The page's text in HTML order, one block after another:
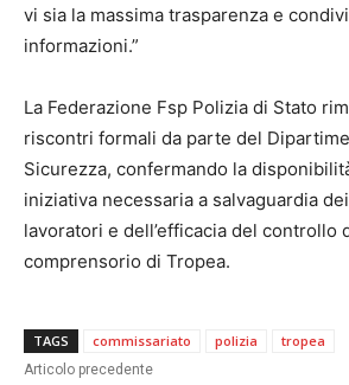
vi sia la massima trasparenza e
informazioni.”
La Federazione Fsp Polizia di Stato
riscontri formali da parte del
Sicurezza, confermando la
iniziativa necessaria a salvaguardia
lavoratori e dell’efficacia del controllo
comprensorio di Tropea.
TAGS commissariato polizia tropea
Articolo precedente